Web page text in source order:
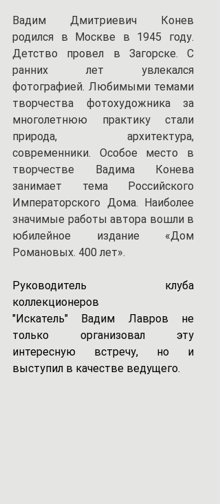
Вадим Дмитриевич Конев
родился в Москве в 1945 году.
Детство провел в Загорске. С
ранних лет увлекался
фотографией. Любимыми темами
творчества фотохудожника за
многолетнюю практику стали
природа, архитектура,
современники. Особое место в
творчестве Вадима Конева
занимает тема Российского
Императорского Дома. Наиболее
значимые работы автора вошли в
юбилейное издание «Дом
Романовых. 400 лет».
Руководитель клуба
коллекционеров
"Искатель" Вадим Лавров не
только организовал эту
интересную встречу, но и
выступил в качестве ведущего.